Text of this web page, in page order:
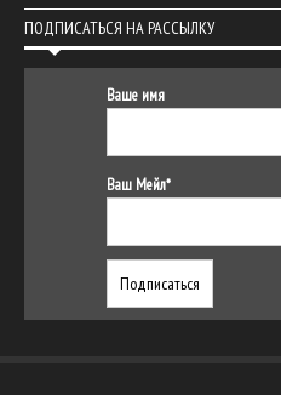
ПОДПИСАТЬСЯ НА РАССЫЛКУ
Ваше имя
Ваш Мейл*